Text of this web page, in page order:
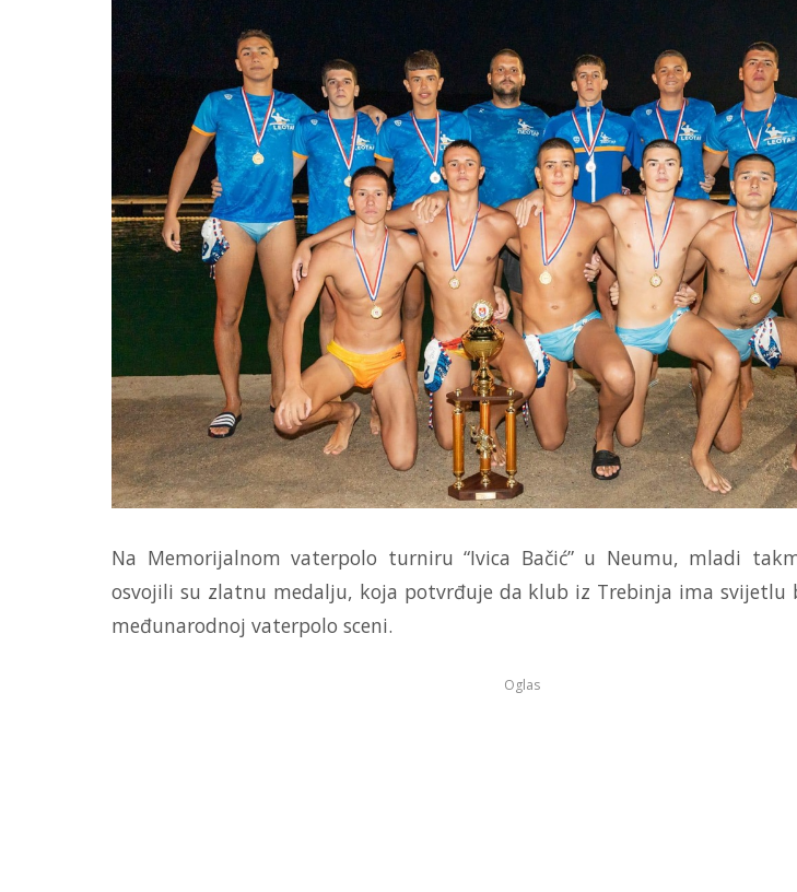
Na Memorijalnom vaterpolo turniru “Ivica Bačić” u Neumu, mladi
osvojili su zlatnu medalju, koja potvrđuje da klub iz Trebinja ima svijetlu
međunarodnoj vaterpolo sceni.
Oglas